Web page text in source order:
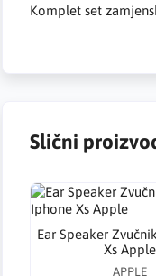
Komplet set
Slični
Ear Speaker
Xs Apple
APPLE